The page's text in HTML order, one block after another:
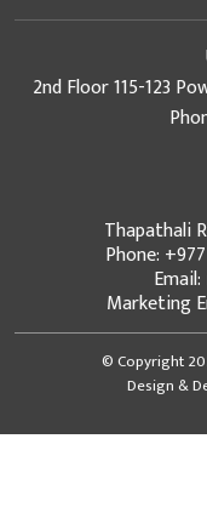
2nd Floor 115-123
Thapathali
Phone:
Marketing
© Copyright
Design &